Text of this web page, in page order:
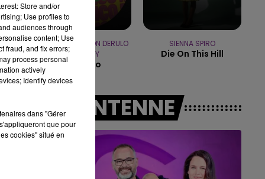
DJ GOJA & JASON DERULO
& MELODY
Mi Chico
SIENNA SPIRO
Die On This Hill
A L'ANTENNE
Store and/or
Use profiles to
audiences through
content; Use
fraud, and fix errors;
process personal
actively
Identify devices
dans "Gérer
que pour
cookies" situé en